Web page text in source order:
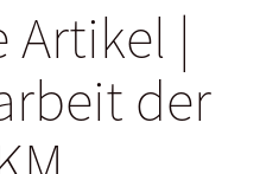
Artikel |
der